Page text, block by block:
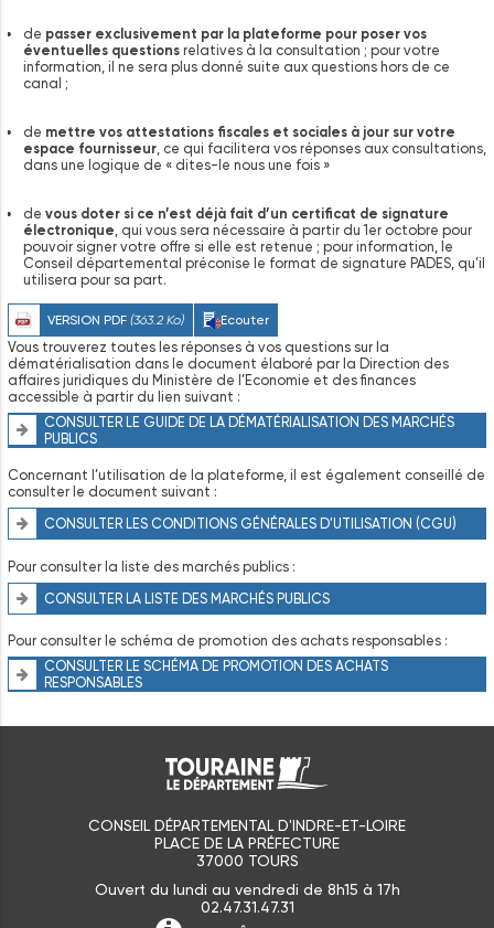
de passer exclusivement par la plateforme pour poser vos
éventuelles questions relatives à la consultation ; pour votre
information, il ne sera plus donné suite aux questions hors de ce
canal ;
de mettre vos attestations fiscales et sociales à jour sur votre
espace fournisseur , ce qui facilitera vos réponses aux consultations,
dans une logique de « dites-le nous une fois »
de vous doter si ce n’est déjà fait d’un certificat de signature
électronique , qui vous sera nécessaire à partir du 1er octobre pour
pouvoir signer votre offre si elle est retenue ; pour information, le
Conseil départemental préconise le format de signature PADES, qu’il
utilisera pour sa part.
VERSION PDF (363.2 Ko) Ecouter
Vous trouverez toutes les réponses à vos questions sur la
dématérialisation dans le document élaboré par la Direction des
affaires juridiques du Ministère de l’Economie et des finances
accessible à partir du lien suivant :
CONSULTER LE GUIDE DE LA DÉMATÉRIALISATION DES MARCHÉS
PUBLICS
Concernant l’utilisation de la plateforme, il est également conseillé de
consulter le document suivant :
CONSULTER LES CONDITIONS GÉNÉRALES D'UTILISATION (CGU)
Pour consulter la liste des marchés publics :
CONSULTER LA LISTE DES MARCHÉS PUBLICS
Pour consulter le schéma de promotion des achats responsables :
CONSULTER LE SCHÉMA DE PROMOTION DES ACHATS
RESPONSABLES
CONSEIL DÉPARTEMENTAL D'INDRE-ET-LOIRE
PLACE DE LA PRÉFECTURE
37000 TOURS
Ouvert du lundi au vendredi de 8h15 à 17h
02.47.31.47.31